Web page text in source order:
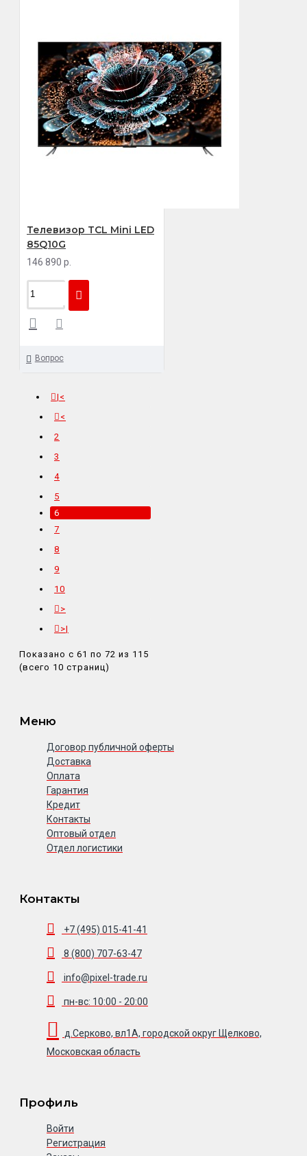
Телевизор TCL Mini LED
85Q10G
146 890 р.
Вопрос
|<
<
2
3
4
5
6
7
8
9
10
>
>|
Показано с 61 по 72 из 115
(всего 10 страниц)
Меню
Договор публичной оферты
Доставка
Оплата
Гарантия
Кредит
Контакты
Оптовый отдел
Отдел логистики
Контакты
+7 (495) 015-41-41
8 (800) 707-63-47
info@pixel-trade.ru
пн-вс: 10:00 - 20:00
д.Серково, вл1А, городской округ Щелково,
Московская область
Профиль
Войти
Регистрация